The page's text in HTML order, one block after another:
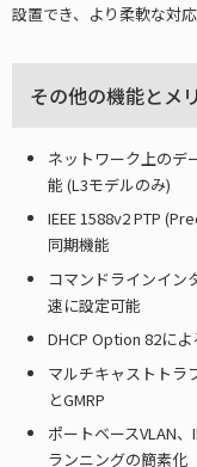
設置でき、より柔軟な対応
その他の機能とメ
ネットワーク上のデ
能 (L3モデルのみ)
IEEE 1588v2 PTP
同期機能
コマンドラインイン
速に設定可能
DHCP Option 82に
マルチキャストトラ
とGMRP
ポートベースVLAN
ランニングの簡素化